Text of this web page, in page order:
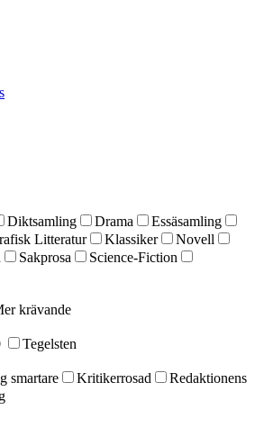
Diktsamling Drama
Essäsamling
Litteratur Klassiker
Novell
Sakprosa
Science-Fiction
krävande
Tegelsten
smartare Kritikerrosad
Redaktionens